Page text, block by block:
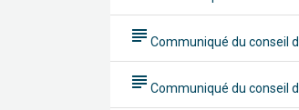
subject Communiqué du conseil
subject Communiqué du conseil